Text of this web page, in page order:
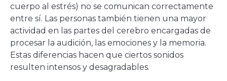
cuerpo al estrés) no se comunican correctamente
entre sí. Las personas también tienen una mayor
actividad en las partes del cerebro encargadas de
procesar la audición, las emociones y la memoria.
Estas diferencias hacen que ciertos sonidos
resulten intensos y desagradables.